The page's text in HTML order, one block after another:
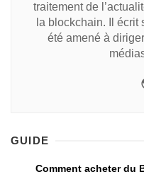
traitement de
la blockchain. Il écrit
été amené à
GUIDE
Comment acheter du